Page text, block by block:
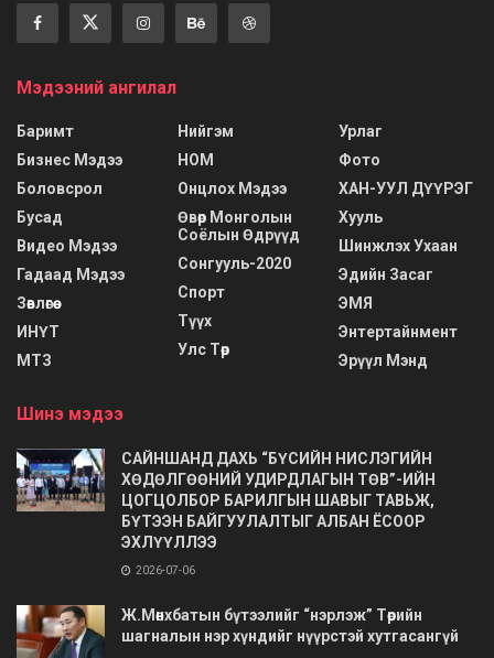
Мэдээний ангилал
Баримт
Бизнес Мэдээ
Боловсрол
Бусад
Видео Мэдээ
Гадаад Мэдээ
Зөвлөгөө
ИНҮТ
МТЗ
Нийгэм
НОМ
Онцлох Мэдээ
Өвөр Монголын
Соёлын Өдрүүд
Сонгууль-2020
Спорт
Түүх
Улс Төр
Урлаг
Фото
ХАН-УУЛ ДҮҮРЭГ
Хууль
Шинжлэх Ухаан
Эдийн Засаг
ЭМЯ
Энтертайнмент
Эрүүл Мэнд
Шинэ мэдээ
САЙНШАНД ДАХЬ “БҮСИЙН НИСЛЭГИЙН
ХӨДӨЛГӨӨНИЙ УДИРДЛАГЫН ТӨВ”-ИЙН
ЦОГЦОЛБОР БАРИЛГЫН ШАВЫГ ТАВЬЖ,
БҮТЭЭН БАЙГУУЛАЛТЫГ АЛБАН ЁСООР
ЭХЛҮҮЛЛЭЭ
2026-07-06
Ж.Мөнхбатын бүтээлийг “нэрлэж” Төрийн
шагналын нэр хүндийг нүүрстэй хутгасангүй